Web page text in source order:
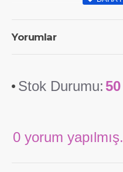
Yorumlar
Stok Durumu: 50
0 yorum yapılmış.